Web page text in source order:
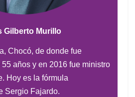
Gilberto Murillo
Chocó, de donde fue
años y en 2016 fue ministro
Hoy es la fórmula
Sergio Fajardo.